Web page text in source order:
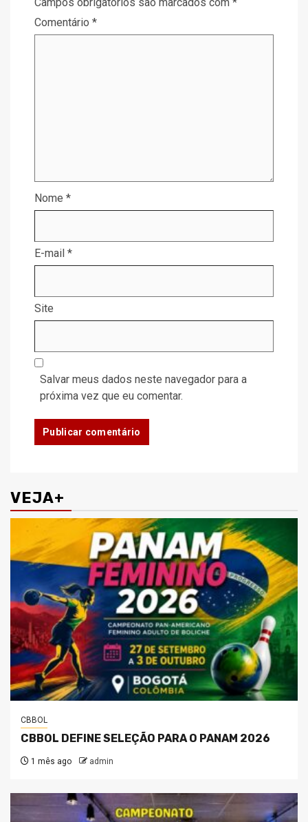
Comentário *
Nome *
E-mail *
Site
Salvar meus dados neste navegador para a
próxima vez que eu comentar.
VEJA+
CBBOL
CBBOL DEFINE SELEÇÃO PARA O PANAM 2026
1 mês ago admin